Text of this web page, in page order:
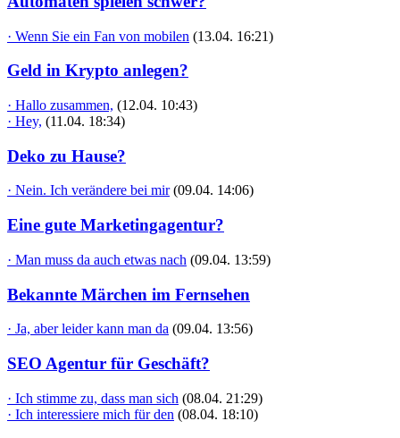
· Wenn Sie ein Fan von mobilen (13.04. 16:21)
Geld in Krypto anlegen?
· Hallo zusammen, (12.04. 10:43)
· Hey, (11.04. 18:34)
Deko zu Hause?
· Nein. Ich verändere bei mir (09.04. 14:06)
Eine gute Marketingagentur?
· Man muss da auch etwas nach (09.04. 13:59)
Bekannte Märchen im Fernsehen
· Ja, aber leider kann man da (09.04. 13:56)
SEO Agentur für Geschäft?
· Ich stimme zu, dass man sich (08.04. 21:29)
· Ich interessiere mich für den (08.04. 18:10)